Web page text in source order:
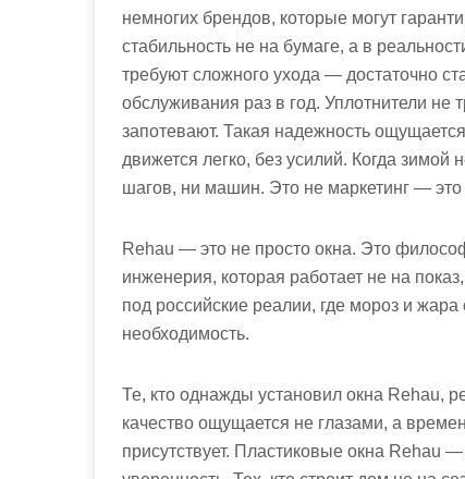
немногих брендов, которые могут
стабильность не на бумаге, а в
требуют сложного ухода — достаточно
обслуживания раз в год. Уплотнители не
запотевают. Такая надежность
движется легко, без усилий. Когда
шагов, ни машин. Это не маркетинг —
Rehau — это не просто окна. Это
инженерия, которая работает не на
под российские реалии, где мороз и
необходимость.
Те, кто однажды установил окна Rehau,
качество ощущается не глазами, а
присутствует. Пластиковые окна Rehau